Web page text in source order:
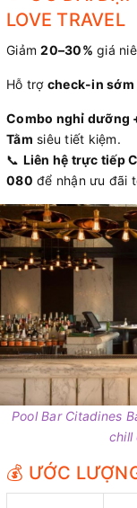
LOVE TRAVEL
Giảm20–30% giá
Hỗ trợ check-in
Combo nghỉ dưỡng
Tằm siêu tiết kiệm.
📞 Liên hệ trực tiếp
080 để nhận ưu đãi
Pool Bar Citadines
chill
💰 ƯỚC